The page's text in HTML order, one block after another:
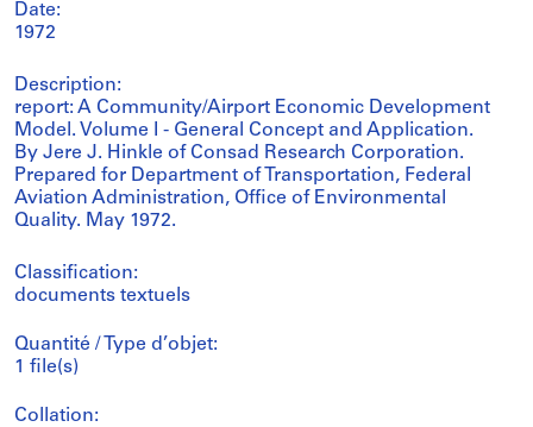
Date:
1972
Description:
report: A Community/Airport Economic Development
Model. Volume I - General Concept and Application.
By Jere J. Hinkle of Consad Research Corporation.
Prepared for Department of Transportation, Federal
Aviation Administration, Office of Environmental
Quality. May 1972.
Classification:
documents textuels
Quantité / Type d’objet:
1 file(s)
Collation: